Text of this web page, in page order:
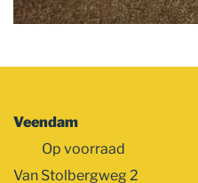
Veendam
Op voorraad
Van Stolbergweg 2